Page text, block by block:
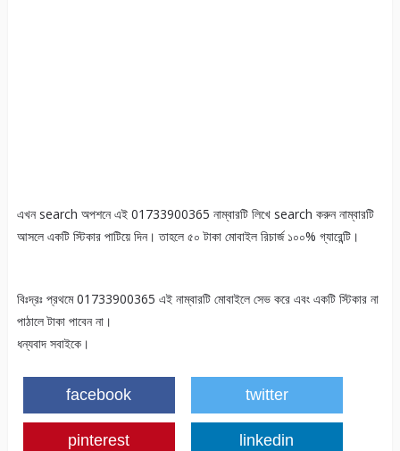
এখন search অপশনে এই 01733900365 নাম্বারটি লিখে search করুন নাম্বারটি
আসলে একটি স্টিকার পাটিয়ে দিন। তাহলে ৫০ টাকা মোবাইল রিচার্জ ১০০% গ্যারেন্টি।
বিঃদ্রঃ প্রথমে 01733900365 এই নাম্বারটি মোবাইলে সেভ করে এবং একটি স্টিকার না
পাঠালে টাকা পাবেন না।
ধন্যবাদ সবাইকে।
facebook twitter
pinterest linkedin